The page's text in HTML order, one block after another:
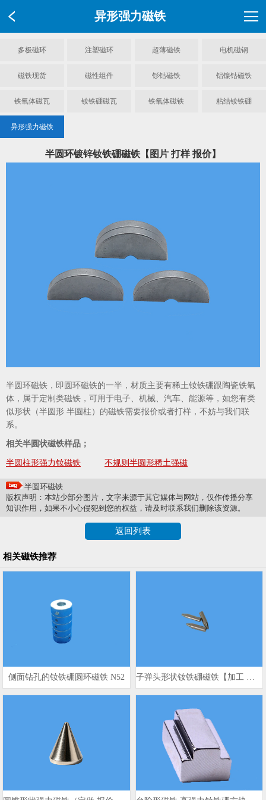
异形强力磁铁
多极磁环 注塑磁环 超薄磁铁 电机磁钢
磁铁现货 磁性组件 钐钴磁铁 铝镍钴磁铁
铁氧体磁瓦 钕铁硼磁瓦 铁氧体磁铁 粘结钕铁硼
异形强力磁铁
半圆环镀锌钕铁硼磁铁【图片 打样 报价】
半圆环磁铁，即圆环磁铁的一半，材质主要有稀土钕铁硼跟陶瓷铁氧
体，属于定制类磁铁，可用于电子、机械、汽车、能源等，如您有类
似形状（半圆形 半圆柱）的磁铁需要报价或者打样，不妨与我们联
系。
相关半圆状磁铁样品；
半圆柱形强力钕磁铁 不规则半圆形稀土强磁
半圆环磁铁
版权声明：本站少部分图片，文字来源于其它媒体与网站，仅作传播分享
知识作用，如果不小心侵犯到您的权益，请及时联系我们删除该资源。
返回列表
相关磁铁推荐
侧面钻孔的钕铁硼圆环磁铁 N52